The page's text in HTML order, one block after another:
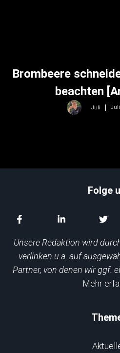
Brombeere
beachten
Juli Juli
Folge
Unsere Redaktion wird
verlinken u.a. auf
Partner, von denen wir ggf.
Mehr